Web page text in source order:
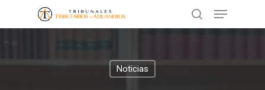
Presione ENTER para buscar o ESC
Noticias